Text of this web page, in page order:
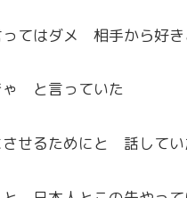
てはダメ 相手から好き
ゃ と言っていた
せるためにと 話して